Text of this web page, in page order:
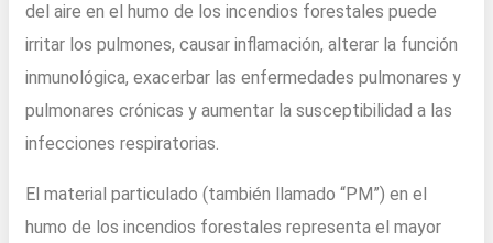
del aire en el humo de los incendios forestales puede
irritar los pulmones, causar inflamación, alterar la función
inmunológica, exacerbar las enfermedades pulmonares y
pulmonares crónicas y aumentar la susceptibilidad a las
infecciones respiratorias.
El material particulado (también llamado “PM”) en el
humo de los incendios forestales representa el mayor